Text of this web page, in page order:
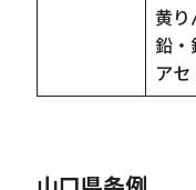
黄り
鉛・
ア